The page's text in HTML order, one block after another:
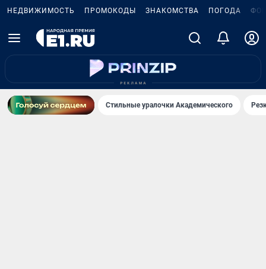
НЕДВИЖИМОСТЬ ПРОМОКОДЫ ЗНАКОМСТВА ПОГОДА
Стильные уралочки Академического